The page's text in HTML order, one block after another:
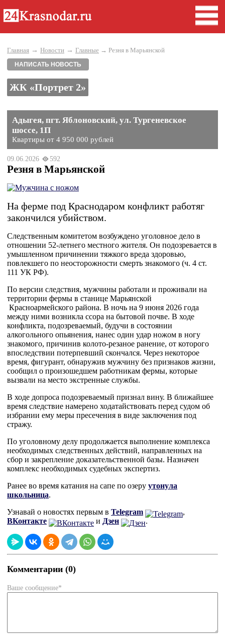
Главная → Новости → Главные → Резня в Марьянской
НАПИСАТЬ НОВОСТЬ
ЖК «Портрет 2»
Адыгея, пгт. Яблоновский, ул. Тургеневское
шоссе, 1П
Квартиры от 4 950 000 рублей
09.06.2026 592
Резня в Марьянской
На ферме под Краснодаром конфликт работяг
закончился убийством.
Следственным комитетом возбуждено уголовное дело в
отношении 52-летнего местного жителя. Он подозревается в
умышленном причинении тяжкого вреда здоровью,
повлекшего по неосторожности смерть знакомого (ч. 4 ст.
111 УК РФ).
По версии следствия, мужчины работали и проживали на
территории фермы в станице Марьянской
Красноармейского района. В ночь на 9 июня 2026 года
между ними возникла ссора на бытовой почве. В ходе
конфликта, подозреваемый, будучи в состоянии
алкогольного опьянения, нанес один удар ножом в ногу
знакомого, причинив колото-резаное ранение, от которого
впоследствии потерпевший скончался. Через некоторое
время, фигурант, обнаружив мужчину без признаков жизни,
сообщил о произошедшем работникам фермы, которые
вызвали на место экстренные службы.
В ходе допроса подозреваемый признал вину. В ближайшее
время следствие намерено ходатайствовать перед судом об
избрании ему меры пресечения в виде заключения под
стражу.
По уголовному делу продолжается выполнение комплекса
необходимых следственных действий, направленных на
сбор и закрепление доказательственной базы. Назначен
комплекс необходимых судебных экспертиз.
Ранее во время катания на сапе по озеру утонула
школьница.
Узнавай о новостях первым в Telegram
,
ВКонтакте
и Дзен .
Комментарии (0)
Ваше сообщение*